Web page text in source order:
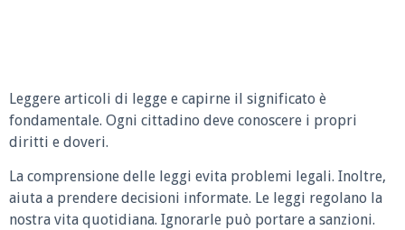
Leggere articoli di legge e capirne il significato è
fondamentale. Ogni cittadino deve conoscere i propri
diritti e doveri.
La comprensione delle leggi evita problemi legali. Inoltre,
aiuta a prendere decisioni informate. Le leggi regolano la
nostra vita quotidiana. Ignorarle può portare a sanzioni.